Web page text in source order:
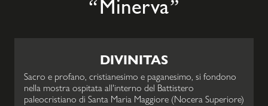
Minerva
DIVINITAS
Sacro e profano, cristianesimo e paganesimo, si fondono
nella mostra ospitata all'interno del Battistero
paleocristiano di Santa Maria Maggiore (Nocera Superiore)